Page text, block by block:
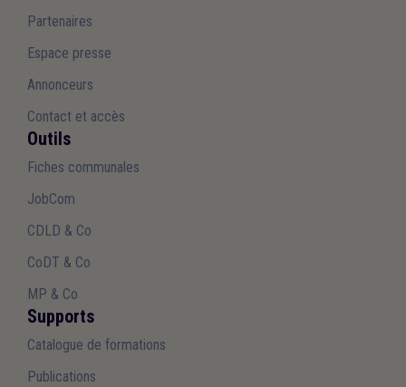
Partenaires
Espace presse
Annonceurs
Contact et accès
Outils
Fiches communales
JobCom
CDLD & Co
CoDT & Co
MP & Co
Supports
Catalogue de formations
Publications